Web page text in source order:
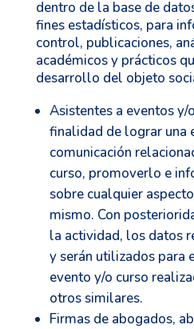
dentro de la base de
fines estadísticos, para
control, publicaciones,
académicos y prácticos
desarrollo del objeto
Asistentes a eventos y/
finalidad de lograr una
comunicación
curso, promoverlo e
sobre cualquier
mismo. Con
la actividad, los datos
y serán utilizados para
evento y/o curso
otros similares.
Firmas de abogados,